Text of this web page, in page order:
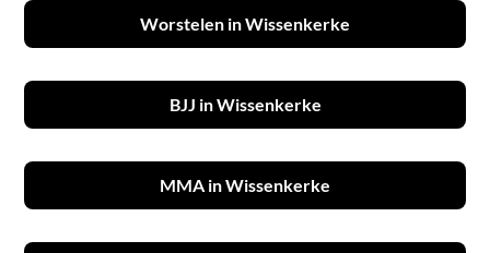
Worstelen in Wissenkerke
BJJ in Wissenkerke
MMA in Wissenkerke